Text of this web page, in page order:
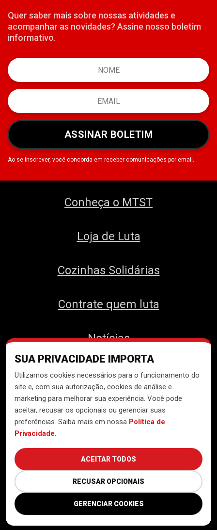
SUA PRIVACIDADE IMPORTA
Utilizamos cookies necessários para o funcionamento do
site e, com sua autorização, cookies de análise e
marketing para melhorar sua experiência. Você pode
aceitar, recusar os opcionais ou gerenciar suas
preferências. Saiba mais em nossa Política de
Privacidade.
ACEITAR TODOS
RECUSAR OPCIONAIS
GERENCIAR COOKIES
Quer saber mais sobre nossas atividades e
acompanhar as novidades? Assine nosso boletim
informativo.
ASSINAR BOLETIM
Ao se inscrever, você concorda em receber comunicações por email.
Conheça o MTST
Loja de Luta
Cozinhas Solidárias
Contrate quem luta
Notícias
Contato
Desenvolvido peloNúcleo de
Tecnologia do MTST